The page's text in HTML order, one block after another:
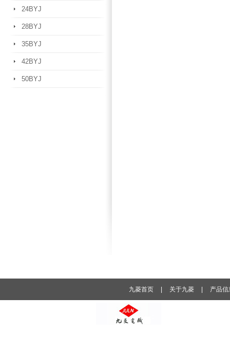
24BYJ
28BYJ
35BYJ
42BYJ
50BYJ
九菱首页 关于九菱 产品信